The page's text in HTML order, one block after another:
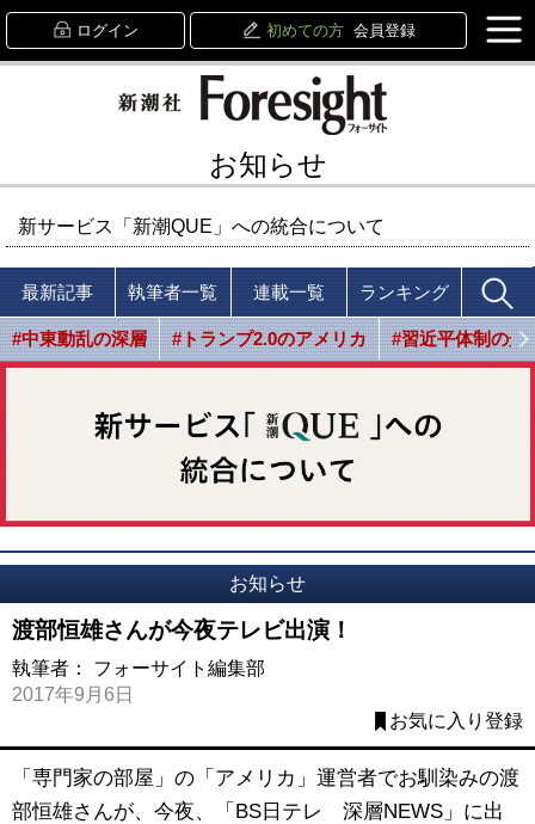
ログイン 初めての方 会員登録
お知らせ
新サービス「新潮QUE」への統合について
最新記事 執筆者一覧 連載一覧 ランキング
#中東動乱の深層 #トランプ2.0のアメリカ #習近平体制の光
お知らせ
渡部恒雄さんが今夜テレビ出演！
執筆者： フォーサイト編集部
2017年9月6日
お気に入り登録
「専門家の部屋」の「アメリカ」運営者でお馴染みの渡
部恒雄さんが、今夜、「BS日テレ 深層NEWS」に出